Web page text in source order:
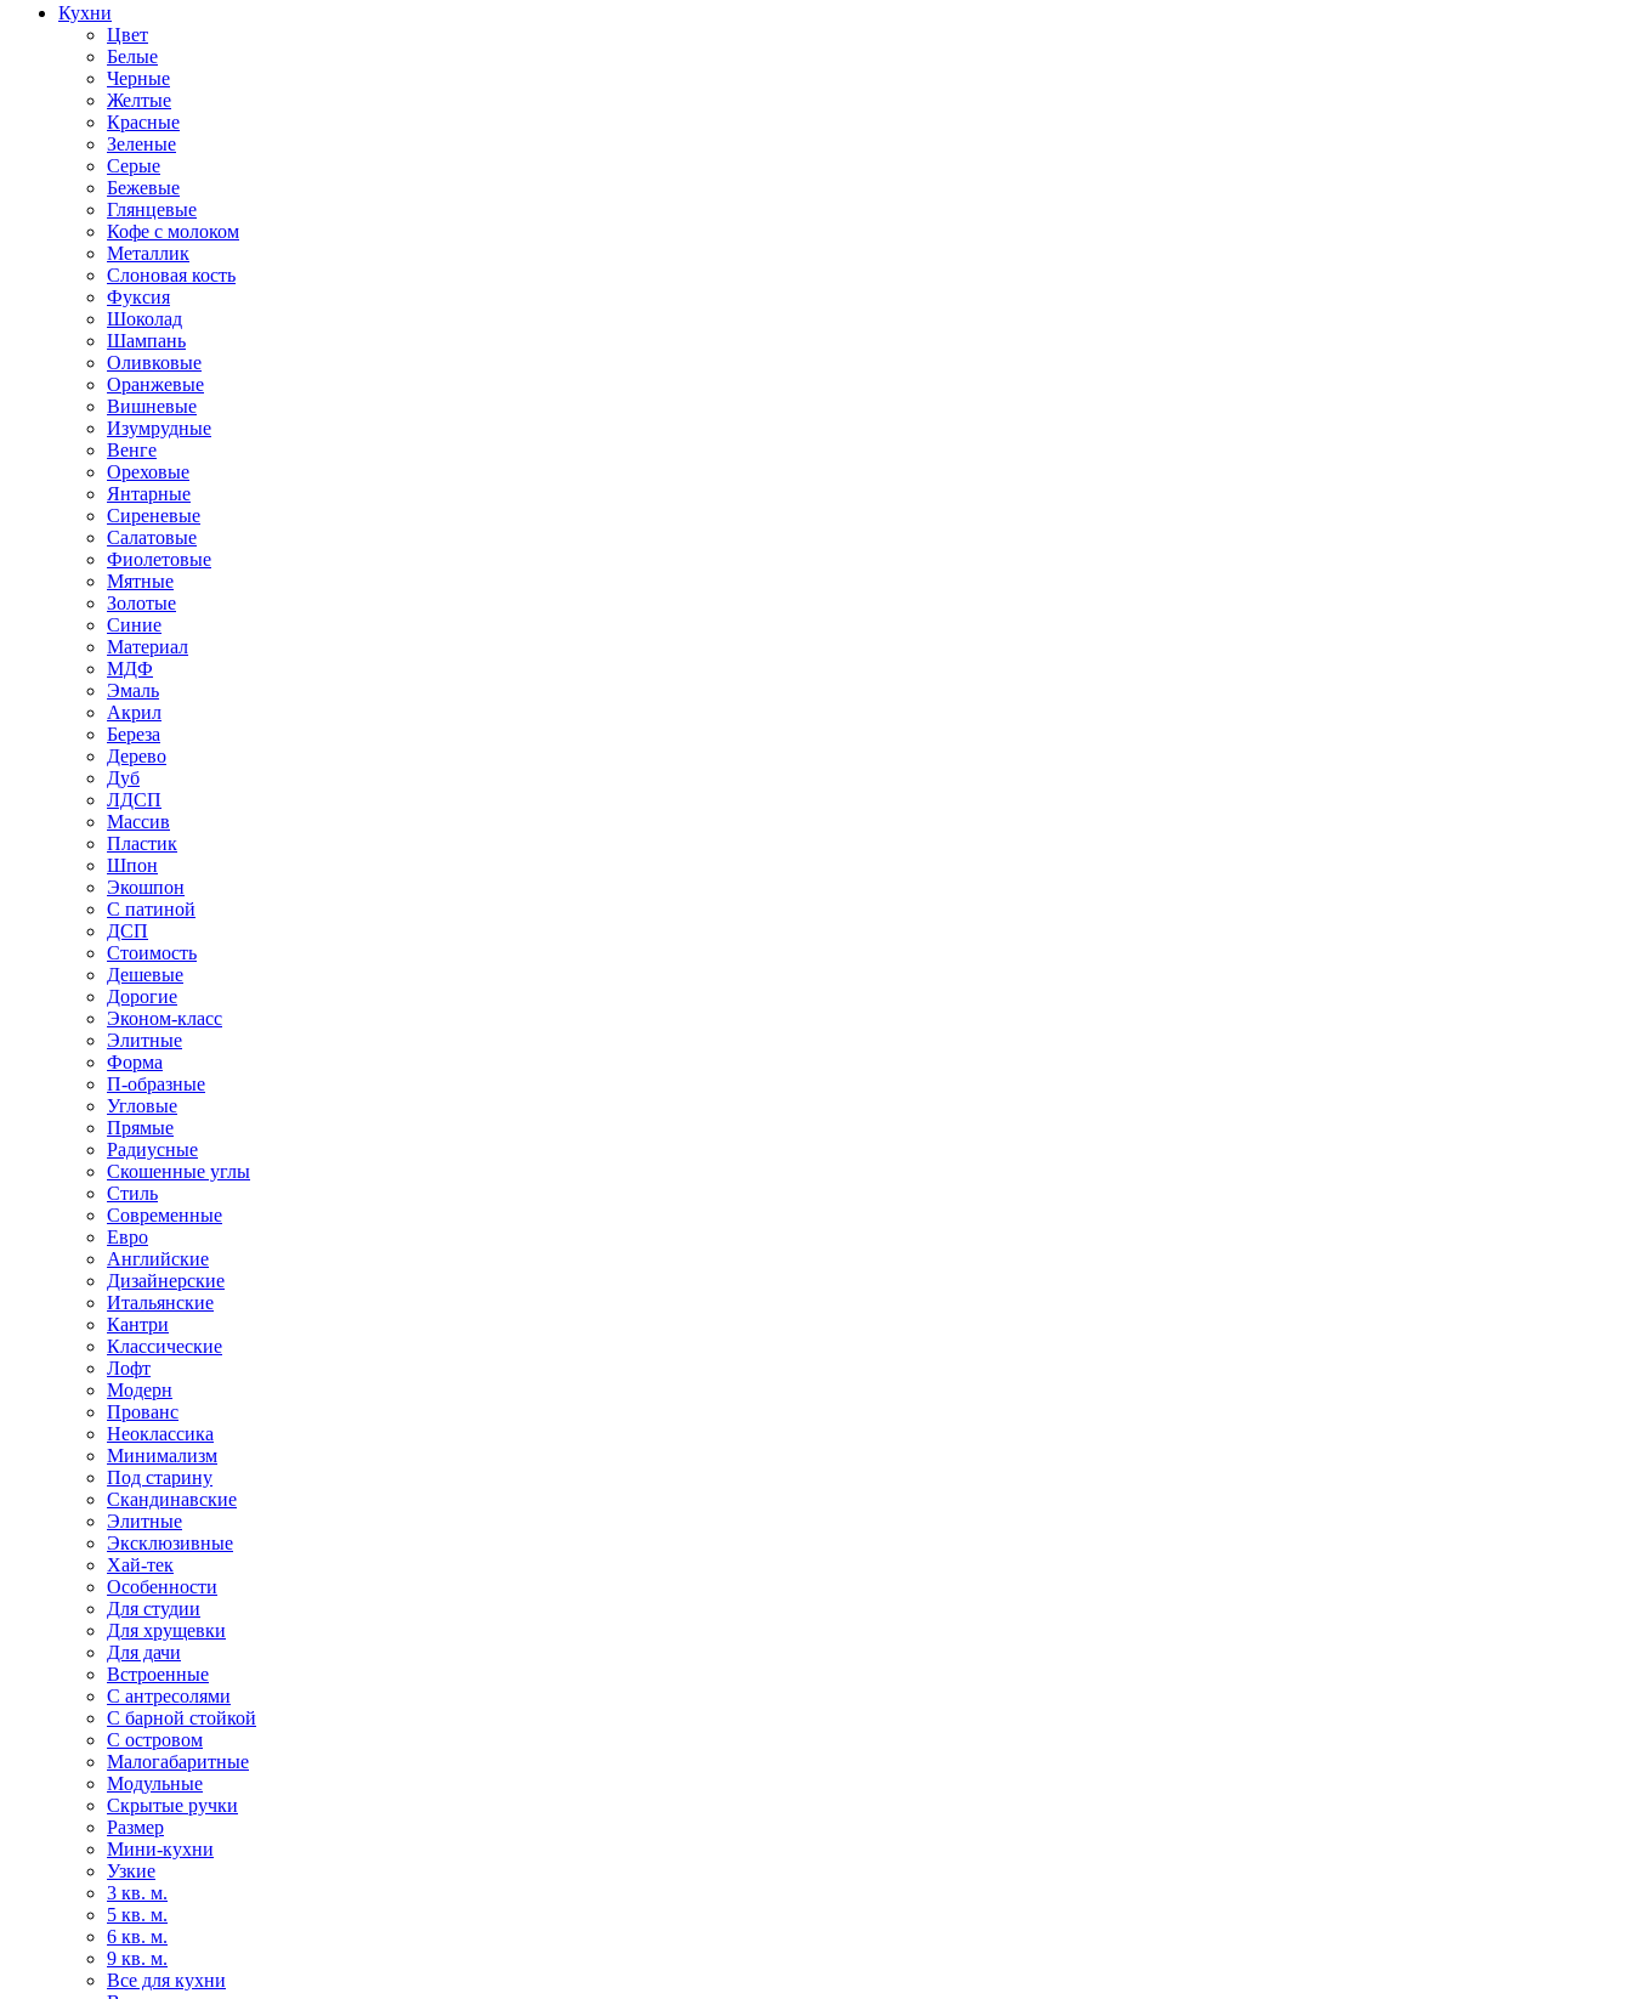
Кухни
Цвет
Белые
Черные
Желтые
Красные
Зеленые
Серые
Бежевые
Глянцевые
Кофе с молоком
Металлик
Слоновая кость
Фуксия
Шоколад
Шампань
Оливковые
Оранжевые
Вишневые
Изумрудные
Венге
Ореховые
Янтарные
Сиреневые
Салатовые
Фиолетовые
Мятные
Золотые
Синие
Материал
МДФ
Эмаль
Акрил
Береза
Дерево
Дуб
ЛДСП
Массив
Пластик
Шпон
Экошпон
С патиной
ДСП
Стоимость
Дешевые
Дорогие
Эконом-класс
Элитные
Форма
П-образные
Угловые
Прямые
Радиусные
Скошенные углы
Стиль
Современные
Евро
Английские
Дизайнерские
Итальянские
Кантри
Классические
Лофт
Модерн
Прованс
Неоклассика
Минимализм
Под старину
Скандинавские
Элитные
Эксклюзивные
Хай-тек
Особенности
Для студии
Для хрущевки
Для дачи
Встроенные
С антресолями
С барной стойкой
С островом
Малогабаритные
Модульные
Скрытые ручки
Размер
Мини-кухни
Узкие
3 кв. м.
5 кв. м.
6 кв. м.
9 кв. м.
Все для кухни